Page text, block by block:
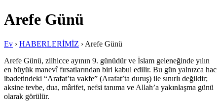
Arefe Günü
Ev › HABERLERİMİZ › Arefe Günü
Arefe Günü, zilhicce ayının 9. günüdür ve İslam geleneğinde yılın
en büyük manevî fırsatlarından biri kabul edilir. Bu gün yalnızca hac
ibadetindeki “Arafat’ta vakfe” (Arafat’ta duruş) ile sınırlı değildir;
aksine tevbe, dua, mârifet, nefsi tanıma ve Allah’a yakınlaşma günü
olarak görülür.